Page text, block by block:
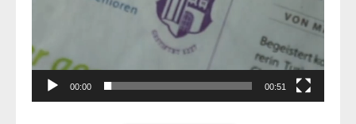
00:00 00:51